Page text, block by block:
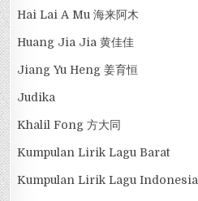
Hai Lai A Mu 海来阿木
Huang Jia Jia 黄佳佳
Jiang Yu Heng 姜育恒
Judika
Khalil Fong 方大同
Kumpulan Lirik Lagu Barat
Kumpulan Lirik Lagu Indonesia